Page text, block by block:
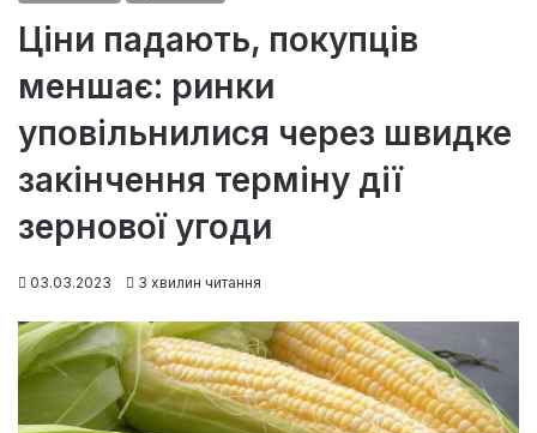
Ціни падають, покупців
меншає: ринки
уповільнилися через швидке
закінчення терміну дії
зернової угоди
03.03.2023 3 хвилин читання